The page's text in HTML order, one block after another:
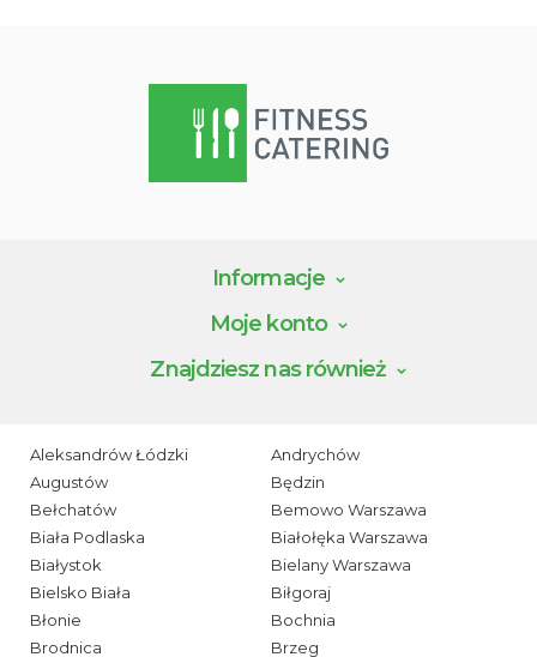
Informacje
Moje konto
Znajdziesz nas również
Aleksandrów Łódzki
Andrychów
Augustów
Będzin
Bełchatów
Bemowo Warszawa
Biała Podlaska
Białołęka Warszawa
Białystok
Bielany Warszawa
Bielsko Biała
Biłgoraj
Błonie
Bochnia
Brodnica
Brzeg